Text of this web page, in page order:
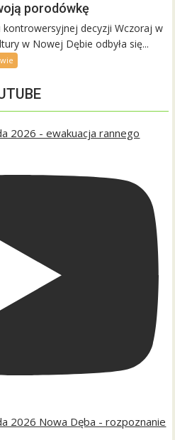
porodówkę
kontrowersyjnej decyzji Wczoraj w
w Nowej Dębie odbyła się...
2026 - ewakuacja rannego
2026 Nowa Dęba - rozpoznanie